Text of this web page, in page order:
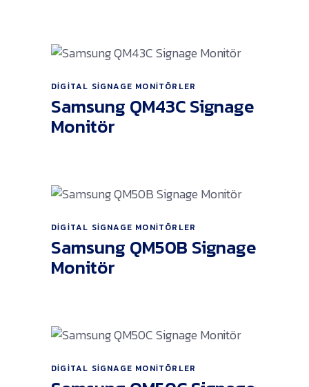
DIGITAL SIGNAGE MONITÖRLER
Samsung QM43C Signage
Monitör
DIGITAL SIGNAGE MONITÖRLER
Samsung QM50B Signage
Monitör
DIGITAL SIGNAGE MONITÖRLER